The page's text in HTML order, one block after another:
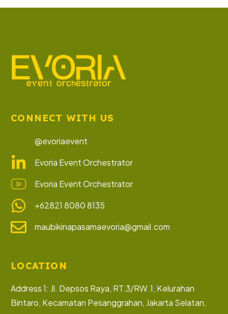
CONNECT WITH US
@evoriaevent
Evoria Event Orchestrator
Evoria Event Orchestrator
+62821 8080 8135
maubikinapasamaevoria@gmail.com
LOCATION
Address 1: Jl. Depsos Raya, RT.3/RW.1, Kelurahan
Bintaro, Kecamatan Pesanggrahan, Jakarta Selatan,